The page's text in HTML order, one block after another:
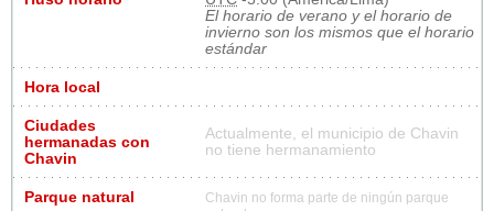
El horario de verano y el horario de
invierno son los mismos que el horario
estándar
Hora local
Ciudades
hermanadas con
Chavin
Actualmente, el municipio de Chavin
no tiene hermanamiento
Parque natural
Chavin no forma parte de ningún parque